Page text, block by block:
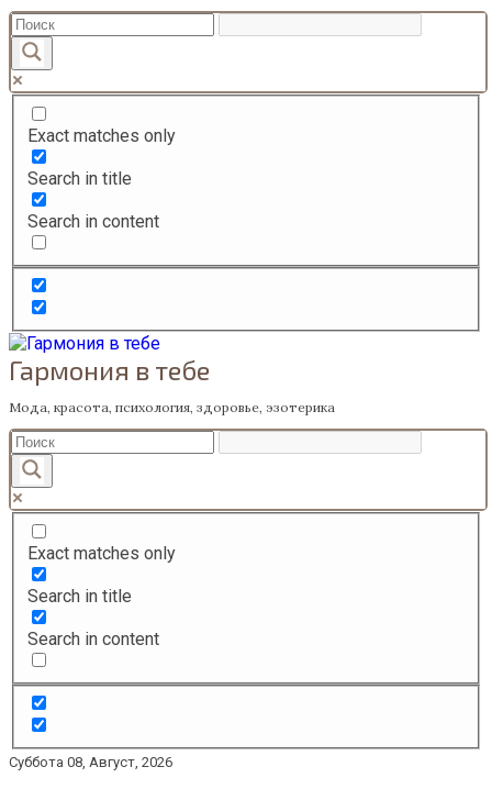
Перейти
к
содержанию
Exact matches only
Search in title
Search in content
Гармония в тебе
Мода, красота, психология, здоровье, эзотерика
Exact matches only
Search in title
Search in content
Суббота 08, Август, 2026